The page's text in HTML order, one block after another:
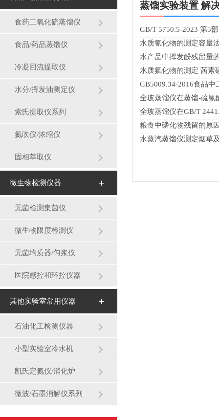
食药二氧化硫蒸馏仪
食品/药品蒸馏仪
冷凝回流提取仪
水分/挥发油测定仪
索氏提取仪系列
氮吹仪/浓缩仪
固相萃取仪
微生物检测仪器
无菌检测集菌仪
微生物限度检测仪
无菌均质器/匀浆仪
医院感控和环控仪器
其他实验室常用仪器
石油化工检测仪器
小型实验室冷水机
凯氏定氮仪/消化炉
微波/石墨消解仪系列
重控制（可在线校准），
情】
蒸馏实验装置 解
GB/T 5750.5-2023 第5
水质氰化物的测定容量
水产品中挥发酚残留量
水质氟化物的测定 茜素
GB5009.34-2016食品
全玻蒸馏仪在蒸馏-硫氰
全玻蒸馏仪在GB/T
粮食中磷化物残留的原
水蒸汽蒸馏仪测定烟草